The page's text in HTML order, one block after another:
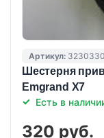
Артикул:
Шестерня
Emgrand X7
Есть в
320 руб.